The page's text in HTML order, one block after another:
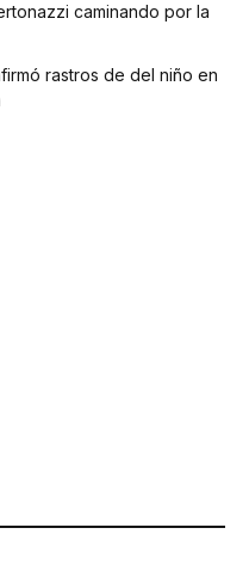
caminando por la
rastros de del niño en